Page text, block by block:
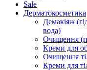
Sale
Дерматокосметика
Демакіяж
вода)
Очищення
Креми для
Очищення
Креми для